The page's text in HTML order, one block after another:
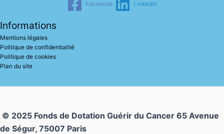
Facebook Linkedin
Informations
Mentions légales
Politique de confidentialité
Politique de cookies
Plan du site
© 2025 Fonds de Dotation Guérir du Cancer 65 Avenue
de Ségur, 75007 Paris